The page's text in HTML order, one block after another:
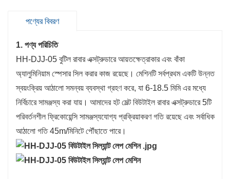
পণ্যের বিবরণ
1. পণ্য পরিচিতি
HH-DJJ-05 বুটিল রাবার এক্সট্রুডারে আয়তক্ষেত্রাকার এবং বাঁকা
অ্যালুমিনিয়াম স্পেসার সিল করার কাজ রয়েছে। মেশিনটি সর্বপ্রথম একটি উন্নত
স্বয়ংক্রিয় আঠালো সমন্বয় ব্যবস্থা গ্রহণ করে, যা 6-18.5 মিমি এর মধ্যে
নির্বিচারে সামঞ্জস্য করা যায়। আমাদের হট মেল্ট বিউটাইল রাবার এক্সট্রুডারে 5টি
পরিবর্তনশীল ফ্রিকোয়েন্সি সামঞ্জস্যযোগ্য প্রক্রিয়াকরণ গতি রয়েছে এবং সর্বাধিক
আঠালো গতি 45m/মিনিটে পৌঁছাতে পারে।